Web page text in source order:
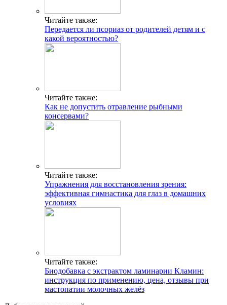
Читайте также:
Передается ли псориаз от родителей детям и с
какой вероятностью?
Читайте также:
Как не допустить отравление рыбными
консервами?
Читайте также:
Упражнения для восстановления зрения:
эффективная гимнастика для глаз в домашних
условиях
Читайте также:
Биодобавка с экстрактом ламинарии Кламин:
инструкция по применению, цена, отзывы при
мастопатии молочных желёз